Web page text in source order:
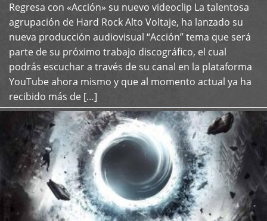
Regresa con «Acción» su nuevo videoclip La talentosa
agrupación de Hard Rock Alto Voltaje, ha lanzado su
nueva producción audiovisual “Acción” tema que será
parte de su próximo trabajo discográfico, el cual
podrás escuchar a través de su canal en la plataforma
YouTube ahora mismo y que al momento actual ya ha
recibido más de […]
+